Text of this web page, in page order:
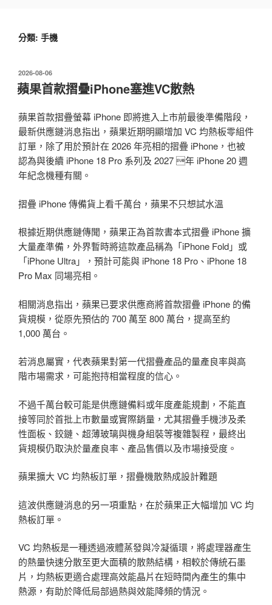
分類: 手機
發
佈
於
2026-08-06
蘋果首款摺疊iPhone塞進VC散熱
蘋果首款摺疊螢幕 iPhone 即將進入上市前最後準備階段，
最新供應鏈消息指出，蘋果近期明顯增加 VC 均熱板零組件
訂單，除了用於預計在 2026 年亮相的摺疊 iPhone，也被
認為與後續 iPhone 18 Pro 系列及 2027 年 iPhone 20 週
年紀念機種有關。
摺疊 iPhone 傳備貨上看千萬台，蘋果不只想試水溫
根據近期供應鏈傳聞，蘋果正為首款書本式摺疊 iPhone 擴
大量產準備，外界暫時將這款產品稱為「iPhone Fold」或
「iPhone Ultra」，預計可能與 iPhone 18 Pro、iPhone 18
Pro Max 同場亮相。
相關消息指出，蘋果已要求供應商將首款摺疊 iPhone 的備
貨規模，從原先預估的 700 萬至 800 萬台，提高至約
1,000 萬台。
若消息屬實，代表蘋果對第一代摺疊產品的量產良率與高
階市場需求，可能抱持相當程度的信心。
不過千萬台較可能是供應鏈備料或年度產能規劃，不能直
接等同於首批上市數量或實際銷量，尤其摺疊手機涉及柔
性面板、鉸鏈、超薄玻璃與機身組裝等複雜製程，最終出
貨規模仍取決於量產良率、產品售價以及市場接受度。
蘋果擴大 VC 均熱板訂單，摺疊機散熱成設計難題
這波供應鏈消息的另一項重點，在於蘋果正大幅增加 VC 均
熱板訂單。
VC 均熱板是一種透過液體蒸發與冷凝循環，將處理器產生
的熱量快速分散至更大面積的散熱結構，相較於傳統石墨
片，均熱板更適合處理高效能晶片在短時間內產生的集中
熱源，有助於降低局部過熱與效能降頻的情況。